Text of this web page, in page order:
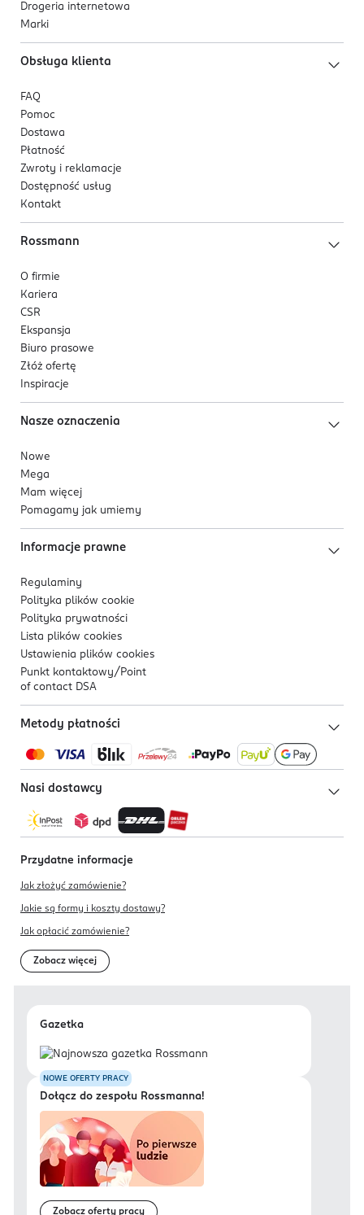
Drogeria internetowa
Marki
Obsługa klienta
FAQ
Pomoc
Dostawa
Płatność
Zwroty i reklamacje
Dostępność usług
Kontakt
Rossmann
O firmie
Kariera
CSR
Ekspansja
Biuro prasowe
Złóż ofertę
Inspiracje
Nasze oznaczenia
Nowe
Mega
Mam więcej
Pomagamy jak umiemy
Informacje prawne
Regulaminy
Polityka plików cookie
Polityka prywatności
Lista plików cookies
Ustawienia plików cookies
Punkt kontaktowy/ Point
of contact DSA
Metody płatności
Nasi dostawcy
Przydatne informacje
Jak złożyć zamówienie?
Jakie są formy i koszty dostawy?
Jak opłacić zamówienie?
Zobacz więcej
Gazetka
NOWE OFERTY PRACY
Dołącz do zespołu Rossmanna!
Zobacz oferty pracy